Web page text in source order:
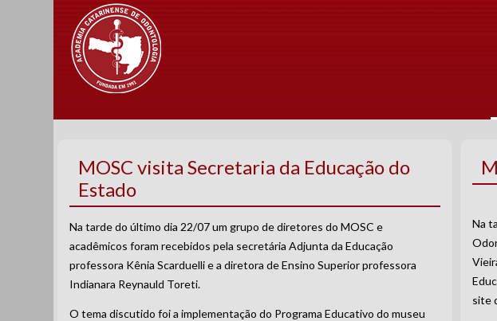
MOSC visita Secretaria da Educação do
Estado
Na tarde do último dia 22/07 um grupo de diretores do MOSC e
acadêmicos foram recebidos pela secretária Adjunta da Educação
professora Kênia Scarduelli e a diretora de Ensino Superior professora
Indianara Reynauld Toreti.
O tema discutido foi a implementação do Programa Educativo do museu
Na
site